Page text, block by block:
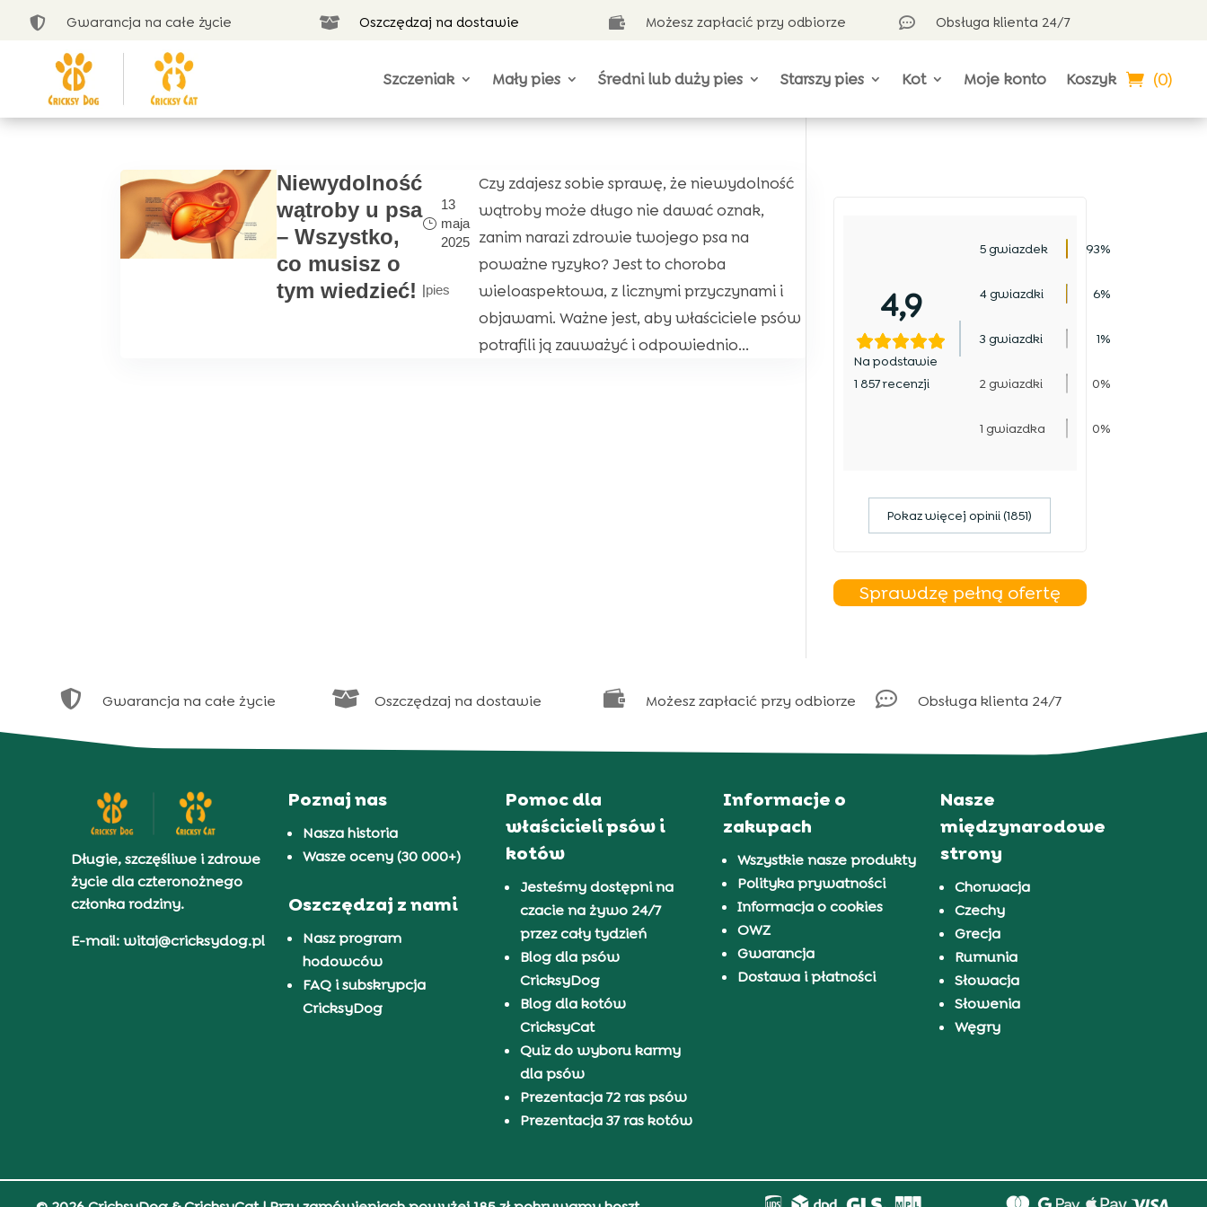
 Gwarancja na całe życie  Oszczędzaj na dostawie  Możesz zapłacić przy odbiorze  Obsługa klienta 24/7
Szczeniak Mały pies Średni lub duży pies Starszy pies Kot Moje konto Koszyk (0)
Niewydolność
wątroby u psa
– Wszystko,
co musisz o
tym wiedzieć!
13
maja
2025
|pies
Czy zdajesz sobie sprawę, że niewydolność
wątroby może długo nie dawać oznak,
zanim narazi zdrowie twojego psa na
poważne ryzyko? Jest to choroba
wieloaspektowa, z licznymi przyczynami i
objawami. Ważne jest, aby właściciele psów
potrafili ją zauważyć i odpowiednio...
4,9
Na podstawie
1 857 recenzji
5 gwiazdek 93%
4 gwiazdki 6%
3 gwiazdki 1%
2 gwiazdki 0%
1 gwiazdka 0%
Pokaz więcej opinii (1851)
Sprawdzę pełną ofertę
 Gwarancja na całe życie  Oszczędzaj na dostawie  Możesz zapłacić przy odbiorze  Obsługa klienta 24/7
Długie, szczęśliwe i zdrowe
życie dla czteronożnego
członka rodziny.
E-mail: witaj@cricksydog.pl
Poznaj nas
Nasza historia
Wasze oceny (30 000+)
Oszczędzaj z nami
Nasz program
hodowców
FAQ i subskrypcja
CricksyDog
Pomoc dla
właścicieli psów i
kotów
Jesteśmy dostępni na
czacie na żywo 24/7
przez cały tydzień
Blog dla psów
CricksyDog
Blog dla kotów
CricksyCat
Quiz do wyboru karmy
dla psów
Prezentacja 72 ras psów
Prezentacja 37 ras kotów
Informacje o
zakupach
Wszystkie nasze produkty
Polityka prywatności
Informacja o cookies
OWZ
Gwarancja
Dostawa i płatności
Nasze
międzynarodowe
strony
Chorwacja
Czechy
Grecja
Rumunia
Słowacja
Słowenia
Węgry